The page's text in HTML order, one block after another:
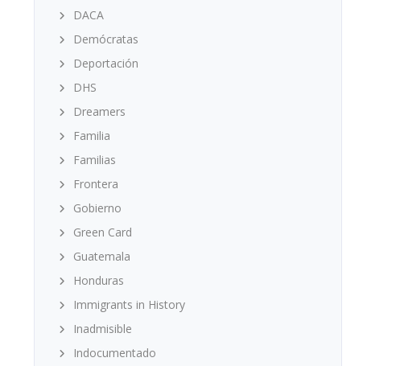
DACA
Demócratas
Deportación
DHS
Dreamers
Familia
Familias
Frontera
Gobierno
Green Card
Guatemala
Honduras
Immigrants in History
Inadmisible
Indocumentado